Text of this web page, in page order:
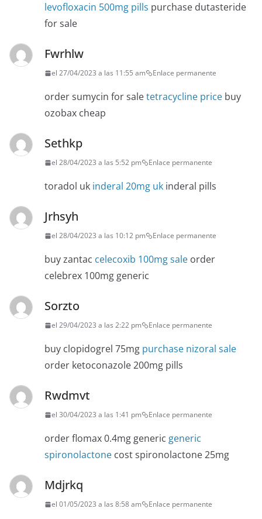
levofloxacin 500mg pills purchase dutasteride
for sale
Fwrhlw
el 27/04/2023 a las 11:55 am Enlace permanente
order sumycin for saletetracycline price buy
ozobax cheap
Sethkp
el 28/04/2023 a las 5:52 pm Enlace permanente
toradol uk inderal 20mg uk inderal pills
Jrhsyh
el 28/04/2023 a las 10:12 pm Enlace permanente
buy zantac celecoxib 100mg sale order
celebrex 100mg generic
Sorzto
el 29/04/2023 a las 2:22 pm Enlace permanente
buy clopidogrel 75mg purchase nizoral sale
order ketoconazole 200mg pills
Rwdmvt
el 30/04/2023 a las 1:41 pm Enlace permanente
order flomax 0.4mg generic generic
spironolactone cost spironolactone 25mg
Mdjrkq
el 01/05/2023 a las 8:58 am Enlace permanente